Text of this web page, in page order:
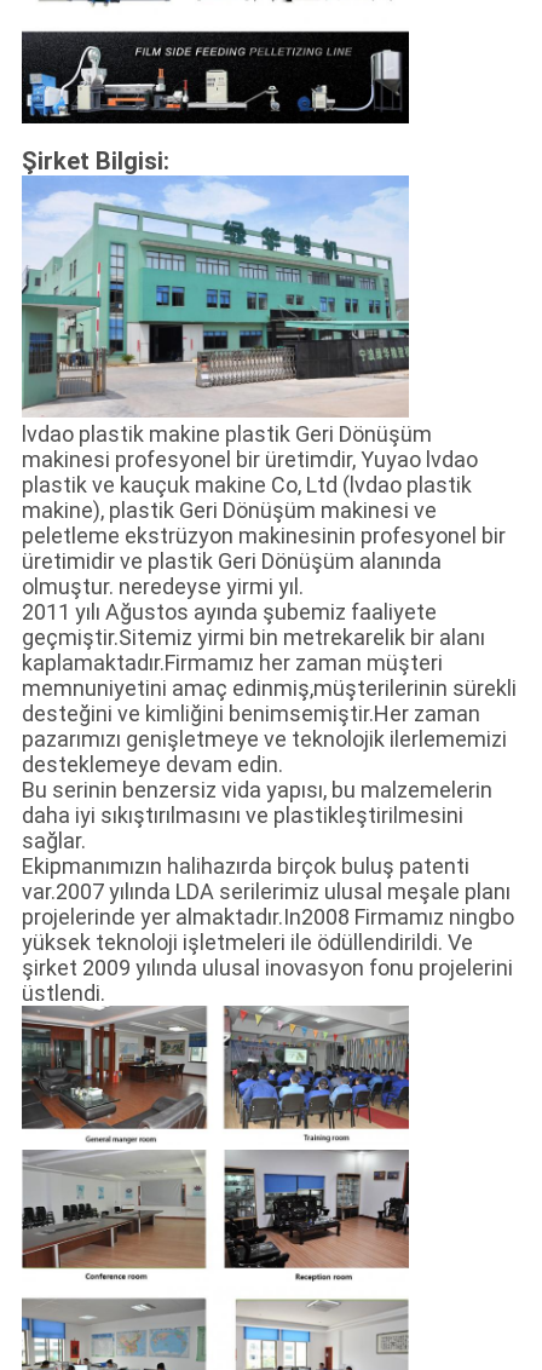
Şirket Bilgisi:
lvdao plastik makine plastik Geri Dönüşüm
makinesi profesyonel bir üretimdir, Yuyao lvdao
plastik ve kauçuk makine Co, Ltd (lvdao plastik
makine), plastik Geri Dönüşüm makinesi ve
peletleme ekstrüzyon makinesinin profesyonel bir
üretimidir ve plastik Geri Dönüşüm alanında
olmuştur. neredeyse yirmi yıl.
2011 yılı Ağustos ayında şubemiz faaliyete
geçmiştir.Sitemiz yirmi bin metrekarelik bir alanı
kaplamaktadır.Firmamız her zaman müşteri
memnuniyetini amaç edinmiş,müşterilerinin sürekli
desteğini ve kimliğini benimsemiştir.Her zaman
pazarımızı genişletmeye ve teknolojik ilerlememizi
desteklemeye devam edin.
Bu serinin benzersiz vida yapısı, bu malzemelerin
daha iyi sıkıştırılmasını ve plastikleştirilmesini
sağlar.
Ekipmanımızın halihazırda birçok buluş patenti
var.2007 yılında LDA serilerimiz ulusal meşale planı
projelerinde yer almaktadır.In2008 Firmamız ningbo
yüksek teknoloji işletmeleri ile ödüllendirildi. Ve
şirket 2009 yılında ulusal inovasyon fonu projelerini
üstlendi.